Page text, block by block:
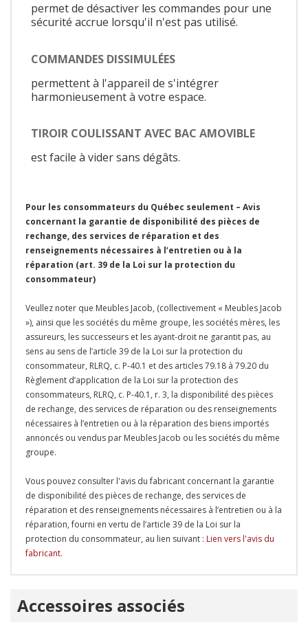
permet de désactiver les commandes pour une
sécurité accrue lorsqu'il n'est pas utilisé.
COMMANDES DISSIMULÉES
permettent à l'appareil de s'intégrer
harmonieusement à votre espace.
TIROIR COULISSANT AVEC BAC AMOVIBLE
est facile à vider sans dégâts.
Pour les consommateurs du Québec seulement – Avis
concernant la garantie de disponibilité des pièces de
rechange, des services de réparation et des
renseignements nécessaires à l’entretien ou à la
réparation (art. 39 de la Loi sur la protection du
consommateur)
Veullez noter que Meubles Jacob, (collectivement « Meubles Jacob
»), ainsi que les sociétés du même groupe, les sociétés mères, les
assureurs, les successeurs et les ayant-droit ne garantit pas, au
sens au sens de l’article 39 de la Loi sur la protection du
consommateur, RLRQ, c. P-40.1 et des articles 79.18 à 79.20 du
Règlement d’application de la Loi sur la protection des
consommateurs, RLRQ, c. P-40.1, r. 3, la disponibilité des pièces
de rechange, des services de réparation ou des renseignements
nécessaires à l’entretien ou à la réparation des biens importés
annoncés ou vendus par Meubles Jacob ou les sociétés du même
groupe.
Vous pouvez consulter l'avis du fabricant concernant la garantie
de disponibilité des pièces de rechange, des services de
réparation et des renseignements nécessaires à l’entretien ou à la
réparation, fourni en vertu de l’article 39 de la Loi sur la
protection du consommateur, au lien suivant : Lien vers l'avis du
fabricant.
Accessoires associés